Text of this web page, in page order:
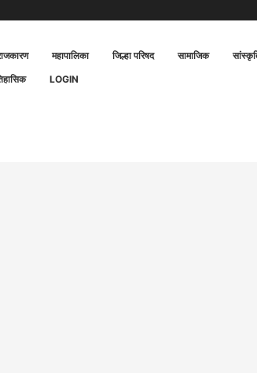
महापालिका जिल्हा परिषद सामाजिक
LOGIN